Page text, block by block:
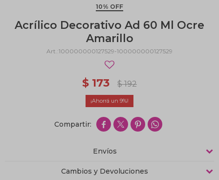
10% OFF
Acrílico Decorativo Ad 60 Ml Ocre
Amarillo
100000000127529-100000000127529
$ 173 $ 192
9
   
Envíos
Cambios y Devoluciones